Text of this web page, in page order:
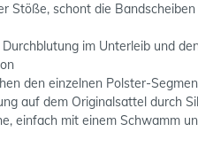
Stöße, schont die
im Unterleib und
den einzelnen Polster-
auf dem Originalsattel durch
einfach mit einem Schwamm